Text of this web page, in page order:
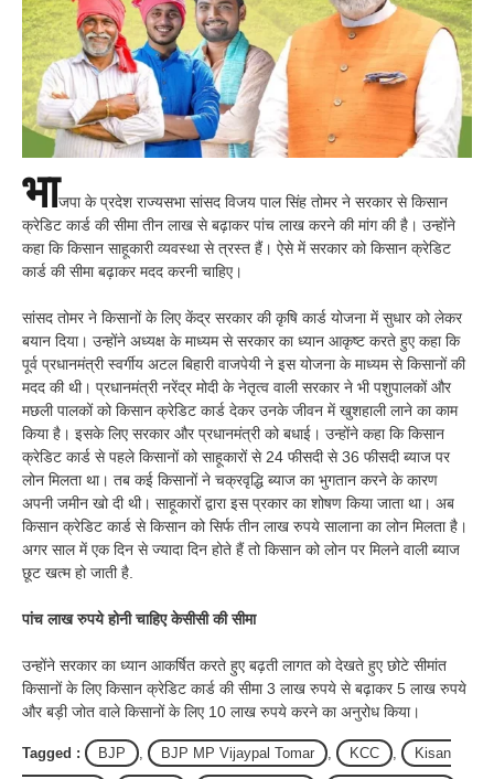
भाजपा के प्रदेश राज्यसभा सांसद विजय पाल सिंह तोमर ने सरकार से किसान
क्रेडिट कार्ड की सीमा तीन लाख से बढ़ाकर पांच लाख करने की मांग की है। उन्होंने
कहा कि किसान साहूकारी व्यवस्था से त्रस्त हैं। ऐसे में सरकार को किसान क्रेडिट
कार्ड की सीमा बढ़ाकर मदद करनी चाहिए।
सांसद तोमर ने किसानों के लिए केंद्र सरकार की कृषि कार्ड योजना में सुधार को लेकर
बयान दिया। उन्होंने अध्यक्ष के माध्यम से सरकार का ध्यान आकृष्ट करते हुए कहा कि
पूर्व प्रधानमंत्री स्वर्गीय अटल बिहारी वाजपेयी ने इस योजना के माध्यम से किसानों की
मदद की थी। प्रधानमंत्री नरेंद्र मोदी के नेतृत्व वाली सरकार ने भी पशुपालकों और
मछली पालकों को किसान क्रेडिट कार्ड देकर उनके जीवन में खुशहाली लाने का काम
किया है। इसके लिए सरकार और प्रधानमंत्री को बधाई। उन्होंने कहा कि किसान
क्रेडिट कार्ड से पहले किसानों को साहूकारों से 24 फीसदी से 36 फीसदी ब्याज पर
लोन मिलता था। तब कई किसानों ने चक्रवृद्धि ब्याज का भुगतान करने के कारण
अपनी जमीन खो दी थी। साहूकारों द्वारा इस प्रकार का शोषण किया जाता था। अब
किसान क्रेडिट कार्ड से किसान को सिर्फ तीन लाख रुपये सालाना का लोन मिलता है।
अगर साल में एक दिन से ज्यादा दिन होते हैं तो किसान को लोन पर मिलने वाली ब्याज
छूट खत्म हो जाती है.
पांच लाख रुपये होनी चाहिए केसीसी की सीमा
उन्होंने सरकार का ध्यान आकर्षित करते हुए बढ़ती लागत को देखते हुए छोटे सीमांत
किसानों के लिए किसान क्रेडिट कार्ड की सीमा 3 लाख रुपये से बढ़ाकर 5 लाख रुपये
और बड़ी जोत वाले किसानों के लिए 10 लाख रुपये करने का अनुरोध किया।
Tagged : BJP , BJP MP Vijaypal Tomar , KCC , Kisan